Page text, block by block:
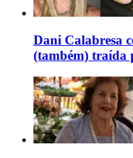
Dani Calabresa
(também) traída